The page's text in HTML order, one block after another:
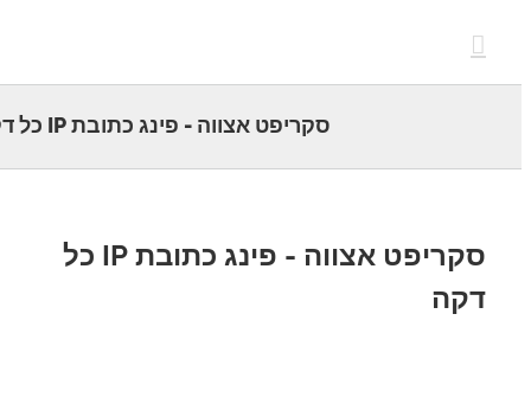
סקריפט אצווה - פינג כתובת IP כל דקה
סקריפט אצווה - פינג כתובת IP כל